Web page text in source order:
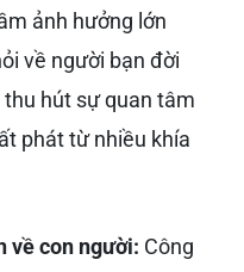
ảnh hưởng lớn
về người bạn đời
hút sự quan tâm
phát từ nhiều khía
về con người: Công